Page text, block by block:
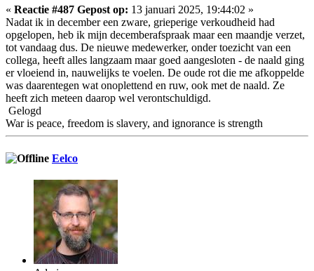
« Reactie #487 Gepost op: 13 januari 2025, 19:44:02 »
Nadat ik in december een zware, grieperige verkoudheid had
opgelopen, heb ik mijn decemberafspraak maar een maandje verzet,
tot vandaag dus. De nieuwe medewerker, onder toezicht van een
collega, heeft alles langzaam maar goed aangesloten - de naald ging
er vloeiend in, nauwelijks te voelen. De oude rot die me afkoppelde
was daarentegen wat onoplettend en ruw, ook met de naald. Ze
heeft zich meteen daarop wel verontschuldigd.
Gelogd
War is peace, freedom is slavery, and ignorance is strength
Eelco